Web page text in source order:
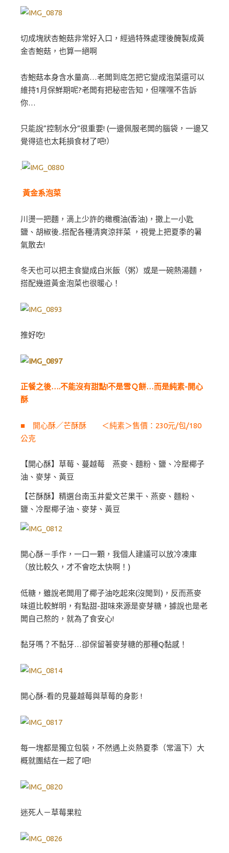
切成塊狀杏鮑菇非常好入口，經過特殊處理後醃製成黃
金杏鮑菇，也算一絕啊
杏鮑菇本身含水量高…老闆到底怎把它變成泡菜還可以
維持1月保鮮期呢?老闆有把秘密告知，但嘿嘿不告訴
你…
只能說”控制水分”很重要! (一邊佩服老闆的腦袋，一邊又
覺得這也太耗損食材了吧!）
.
黃金系泡菜
川燙一把麵，滴上少許的橄欖油(香油)，撒上一小匙
鹽、胡椒後..搭配各種清爽涼拌菜 ，視覺上把夏季的暑
氣散去!
冬天也可以把主食變成白米飯（粥）或是一碗熱湯麵，
搭配幾道黃金泡菜也很暖心！
推好吃!
正餐之後….不能沒有甜點!不是雪Ｑ餅…而是純素-開心
酥
■ 開心酥／芒酥酥 ＜純素＞售價：230元/包/180
公克
【開心酥】草莓、蔓越莓 燕麥、麵粉、鹽、冷壓椰子
油、麥芽、黃豆
【芒酥酥】精選台南玉井愛文芒果干、燕麥、麵粉、
鹽、冷壓椰子油、麥芽、黃豆
開心酥－手作，一口一顆，我個人建議可以放冷凍庫
（放比較久，才不會吃太快啊！)
低糖，雖說老闆用了椰子油吃起來(沒聞到)，反而燕麥
味道比較鮮明，有點甜-甜味來源是麥芽糖，據說也是老
闆自己熬的，就為了食安心!
黏牙嗎？不黏牙…卻保留著麥芽糖的那種Q黏感！
開心酥-看的見蔓越莓與草莓的身影 !
每一塊都是獨立包裝，不然遇上炎熱夏季（常溫下）大
概就團結在一起了吧!
迷死人－草莓果粒